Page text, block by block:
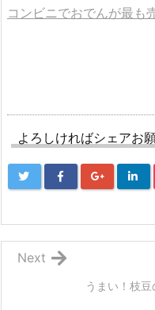
コンビニでおでんが最も
よろしければシェアお
うまい！枝
Next